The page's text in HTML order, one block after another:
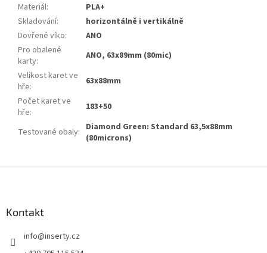
Materiál:
PLA+
Skladování:
horizontálně i vertikálně
Dovřené víko:
ANO
Pro obalené
karty:
ANO, 63x89mm (80mic)
Velikost karet ve
hře:
63x88mm
Počet karet ve
hře: 183+50
Testované obaly: Diamond Green: Standard 63,5x88mm
(80microns)
Kontakt
info@inserty.cz